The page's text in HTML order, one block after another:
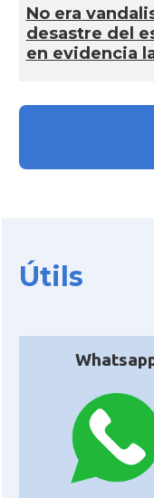
No era
desastre del
en evidencia
Útils